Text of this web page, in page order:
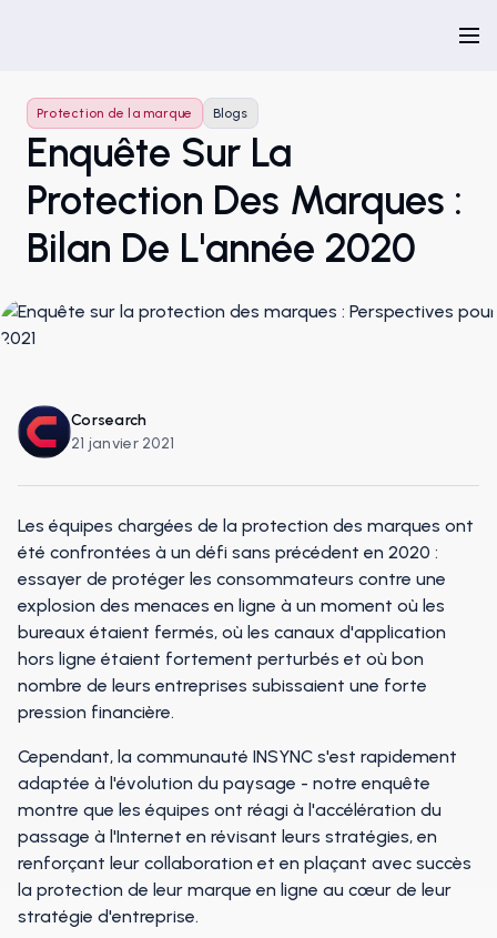
Protection de la marque Blogs
Enquête Sur La
Protection Des Marques :
Bilan De L'année 2020
Corsearch
21 janvier 2021
Les équipes chargées de la protection des marques ont
été confrontées à un défi sans précédent en 2020 :
essayer de protéger les consommateurs contre une
explosion des menaces en ligne à un moment où les
bureaux étaient fermés, où les canaux d'application
hors ligne étaient fortement perturbés et où bon
nombre de leurs entreprises subissaient une forte
pression financière.
Cependant, la communauté INSYNC s'est rapidement
adaptée à l'évolution du paysage - notre enquête
montre que les équipes ont réagi à l'accélération du
passage à l'Internet en révisant leurs stratégies, en
renforçant leur collaboration et en plaçant avec succès
la protection de leur marque en ligne au cœur de leur
stratégie d'entreprise.